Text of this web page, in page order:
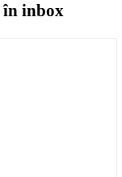
în inbox